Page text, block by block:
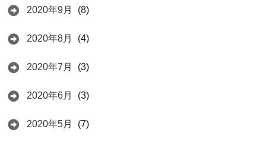
2020年9月 (8)
2020年8月 (4)
2020年7月 (3)
2020年6月 (3)
2020年5月 (7)